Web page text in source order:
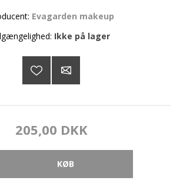
Evagarden makeup
Ikke på lager
205,00 DKK